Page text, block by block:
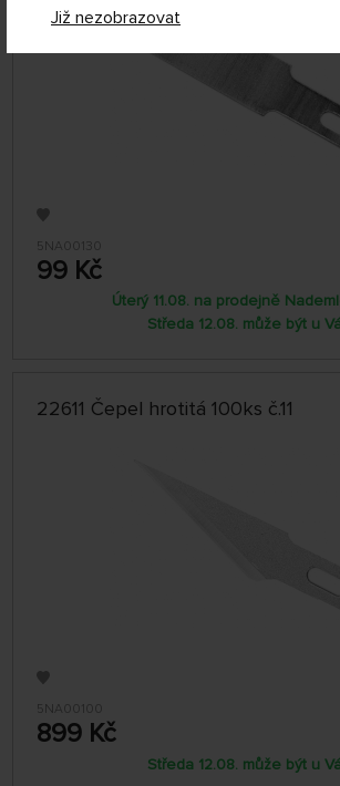
Již nezobrazovat
5NA00130
99 Kč
Úterý 11.08. na prodejně
Středa 12.08. může být u
22611 Čepel hrotitá 100ks č.11
5NA00100
899 Kč
Středa 12.08. může být u